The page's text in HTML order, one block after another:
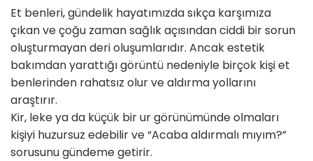
Et benleri, gündelik hayatımızda sıkça karşımıza
çıkan ve çoğu zaman sağlık açısından ciddi bir sorun
oluşturmayan deri oluşumlarıdır. Ancak estetik
bakımdan yarattığı görüntü nedeniyle birçok kişi et
benlerinden rahatsız olur ve aldırma yollarını
araştırır.
Kir, leke ya da küçük bir ur görünümünde olmaları
kişiyi huzursuz edebilir ve “Acaba aldırmalı mıyım?”
sorusunu gündeme getirir.